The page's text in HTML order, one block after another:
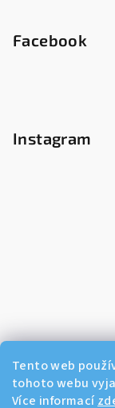
Tento web
tohoto webu
Více informací
Facebook
Instagram